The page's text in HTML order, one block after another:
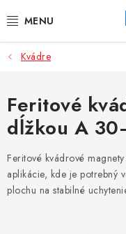
na
HLAVNÉ KATEGÓRIE
MAGNETICKÉ
PRIEMYSELNÉ
OSTATNÉ MAGNETY
Kvádre
Feritové
dĺžkou A
Feritové kvádrové
aplikácie, kde je potrebný
plochu na stabilné